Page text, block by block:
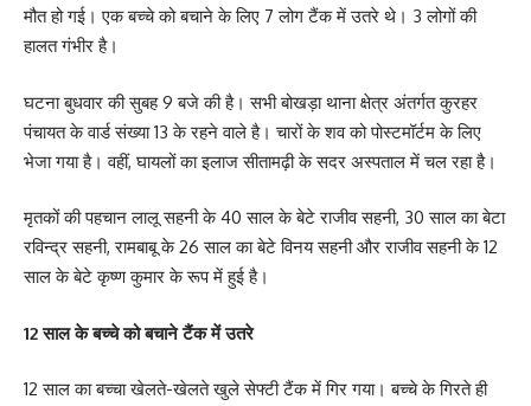
मौत हो गई। एक बच्चे को बचाने के लिए 7 लोग टैंक में उतरे थे। 3 लोगों की
हालत गंभीर है।
घटना बुधवार की सुबह 9 बजे की है। सभी बोखड़ा थाना क्षेत्र अंतर्गत कुरहर
पंचायत के वार्ड संख्या 13 के रहने वाले है। चारों के शव को पोस्टमॉर्टम के लिए
भेजा गया है। वहीं, घायलों का इलाज सीतामढ़ी के सदर अस्पताल में चल रहा है।
मृतकों की पहचान लालू सहनी के 40 साल के बेटे राजीव सहनी, 30 साल का बेटा
रविन्द्र सहनी, रामबाबू के 26 साल का बेटे विनय सहनी और राजीव सहनी के 12
साल के बेटे कृष्ण कुमार के रूप में हुई है।
12 साल के बच्चे को बचाने टैंक में उतरे
12 साल का बच्चा खेलते-खेलते खुले सेफ्टी टैंक में गिर गया। बच्चे के गिरते ही